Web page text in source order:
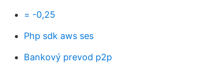
= -0,25
Php sdk aws ses
Bankový prevod p2p